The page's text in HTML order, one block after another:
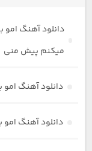
دانلود آهنگ امو
میکنم پیش منی
دانلود آهنگ امو
دانلود آهنگ امو